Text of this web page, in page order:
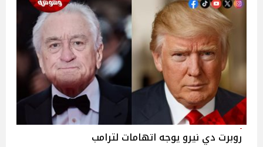
روبرت دي نيرو يوجه اتهامات لترامب